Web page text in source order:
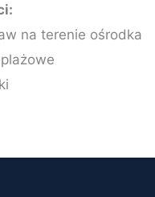
na terenie ośrodka